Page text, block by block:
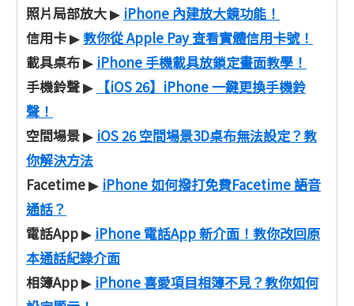
照片局部放大▶ iPhone 內建放大鏡功能！
信用卡▶教你從 Apple Pay 查看實體信用卡號！
載具桌布▶ iPhone 手機載具放鎖定畫面教學！
手機鈴聲▶
【iOS 26】iPhone 一鍵更換手機鈴
聲！
空間場景▶ iOS 26 空間場景3D桌布無法設定？教
你解決方法
Facetime▶ iPhone 如何撥打免費Facetime 語音
通話？
電話App▶ iPhone 電話App 新介面！教你改回原
本通話紀錄介面
相簿App▶ iPhone 喜愛項目相簿不見？教你如何